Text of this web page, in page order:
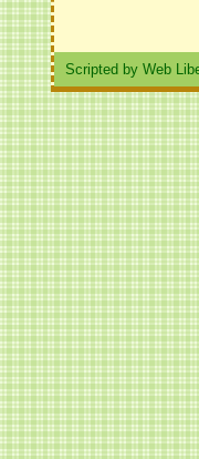
Scripted by Web